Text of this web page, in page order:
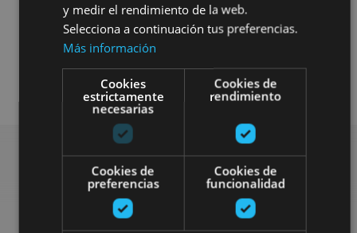
Busca más planes
y medir el rendimiento de la web.
Selecciona a continuación tus preferencias.
Más información
Cookies
estrictamente
necesarias
Cookies de
rendimiento
Cookies de
preferencias
Cookies de
funcionalidad